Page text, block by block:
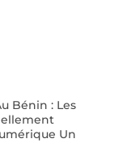
Bénin : Les
Un